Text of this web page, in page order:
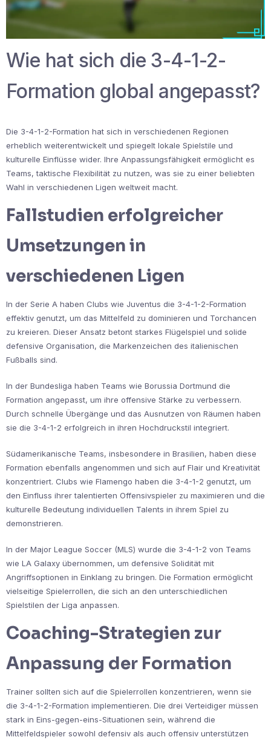
Wie hat sich die 3-4-1-2-
Formation global angepasst?
Die 3-4-1-2-Formation hat sich in verschiedenen Regionen
erheblich weiterentwickelt und spiegelt lokale Spielstile und
kulturelle Einflüsse wider. Ihre Anpassungsfähigkeit ermöglicht es
Teams, taktische Flexibilität zu nutzen, was sie zu einer beliebten
Wahl in verschiedenen Ligen weltweit macht.
Fallstudien erfolgreicher
Umsetzungen in
verschiedenen Ligen
In der Serie A haben Clubs wie Juventus die 3-4-1-2-Formation
effektiv genutzt, um das Mittelfeld zu dominieren und Torchancen
zu kreieren. Dieser Ansatz betont starkes Flügelspiel und solide
defensive Organisation, die Markenzeichen des italienischen
Fußballs sind.
In der Bundesliga haben Teams wie Borussia Dortmund die
Formation angepasst, um ihre offensive Stärke zu verbessern.
Durch schnelle Übergänge und das Ausnutzen von Räumen haben
sie die 3-4-1-2 erfolgreich in ihren Hochdruckstil integriert.
Südamerikanische Teams, insbesondere in Brasilien, haben diese
Formation ebenfalls angenommen und sich auf Flair und Kreativität
konzentriert. Clubs wie Flamengo haben die 3-4-1-2 genutzt, um
den Einfluss ihrer talentierten Offensivspieler zu maximieren und die
kulturelle Bedeutung individuellen Talents in ihrem Spiel zu
demonstrieren.
In der Major League Soccer (MLS) wurde die 3-4-1-2 von Teams
wie LA Galaxy übernommen, um defensive Solidität mit
Angriffsoptionen in Einklang zu bringen. Die Formation ermöglicht
vielseitige Spielerrollen, die sich an den unterschiedlichen
Spielstilen der Liga anpassen.
Coaching-Strategien zur
Anpassung der Formation
Trainer sollten sich auf die Spielerrollen konzentrieren, wenn sie
die 3-4-1-2-Formation implementieren. Die drei Verteidiger müssen
stark in Eins-gegen-eins-Situationen sein, während die
Mittelfeldspieler sowohl defensiv als auch offensiv unterstützen